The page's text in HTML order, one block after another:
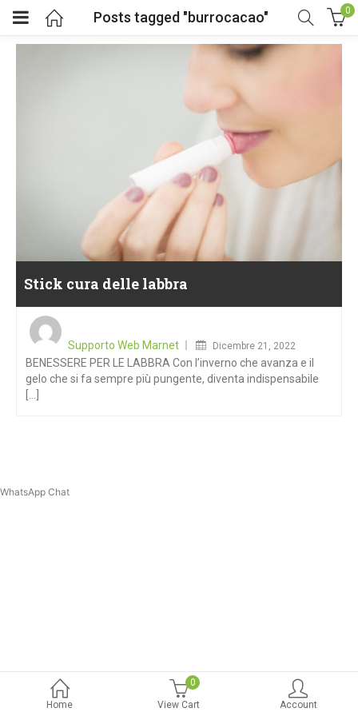
Posts tagged "burrocacao" 0
Home
0
View Cart
Account
Stick cura delle labbra
Supporto Web Marnet
Dicembre 21, 2022
BENESSERE PER LE LABBRA Con l’inverno che avanza e il
gelo che si fa sempre più pungente, diventa indispensabile
WhatsApp Chat